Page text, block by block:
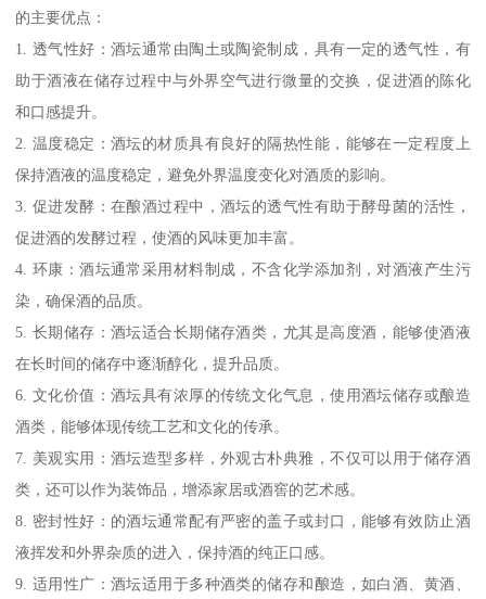
的主要优点：
1. 透气性好：酒坛通常由陶土或陶瓷制成，具有一定的透气性，有
助于酒液在储存过程中与外界空气进行微量的交换，促进酒的陈化
和口感提升。
2. 温度稳定：酒坛的材质具有良好的隔热性能，能够在一定程度上
保持酒液的温度稳定，避免外界温度变化对酒质的影响。
3. 促进发酵：在酿酒过程中，酒坛的透气性有助于酵母菌的活性，
促进酒的发酵过程，使酒的风味更加丰富。
4. 环康：酒坛通常采用材料制成，不含化学添加剂，对酒液产生污
染，确保酒的品质。
5. 长期储存：酒坛适合长期储存酒类，尤其是高度酒，能够使酒液
在长时间的储存中逐渐醇化，提升品质。
6. 文化价值：酒坛具有浓厚的传统文化气息，使用酒坛储存或酿造
酒类，能够体现传统工艺和文化的传承。
7. 美观实用：酒坛造型多样，外观古朴典雅，不仅可以用于储存酒
类，还可以作为装饰品，增添家居或酒窖的艺术感。
8. 密封性好：的酒坛通常配有严密的盖子或封口，能够有效防止酒
液挥发和外界杂质的进入，保持酒的纯正口感。
9. 适用性广：酒坛适用于多种酒类的储存和酿造，如白酒、黄酒、